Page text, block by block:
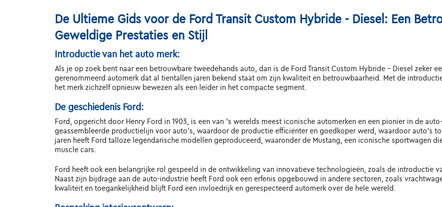
De Ultieme Gids voor de Ford Transit Custom Hybride - Diesel: Een
Geweldige Prestaties en Stijl
Introductie van het auto merk:
Als je op zoek bent naar een betrouwbare tweedehands auto, dan is de Ford Transit Custom Hybride - Diesel zeker
gerenommeerd automerk dat al tientallen jaren bekend staat om zijn kwaliteit en betrouwbaarheid. Met de
het merk zichzelf opnieuw bewezen als een leider in het compacte segment.
De geschiedenis Ford:
Ford, opgericht door Henry Ford in 1903, is een van 's werelds meest iconische automerken en een pionier in de
geassembleerde productielijn voor auto's, waardoor de productie efficiënter en goedkoper werd, waardoor auto's
jaren heeft Ford talloze legendarische modellen geproduceerd, waaronder de Mustang, een iconische sportwagen
muscle cars.
Ford heeft ook een belangrijke rol gespeeld in de ontwikkeling van innovatieve technologieën, zoals de introductie
Naast zijn bijdrage aan de auto-industrie heeft Ford ook een erfenis opgebouwd in andere sectoren, zoals
kwaliteit en toegankelijkheid blijft Ford een invloedrijk en gerespecteerd automerk over de hele wereld.